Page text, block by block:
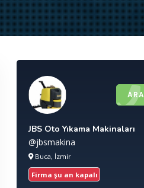
ARA
JBS Oto Yıkama Makinaları
@jbsmakina
Buca, İzmir
Firma şu an kapalı